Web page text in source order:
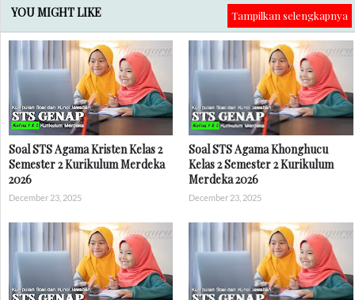
YOU MIGHT LIKE Tampilkan selengkapnya
Soal STS Agama Kristen Kelas 2
Semester 2 Kurikulum Merdeka
2026
December 23, 2025
Soal STS Agama Khonghucu
Kelas 2 Semester 2 Kurikulum
Merdeka 2026
December 23, 2025